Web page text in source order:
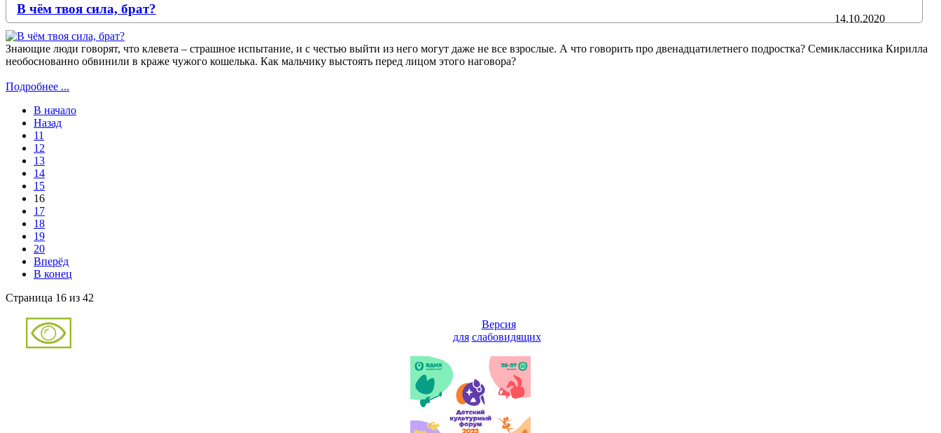
В чём твоя сила, брат?
14.10.2020
Знающие люди говорят, что клевета – страшное испытание, и с честью выйти из него могут даже не все взрослые. А что говорить про двенадцатилетнего подростка? Семиклассника Кирилла
необоснованно обвинили в краже чужого кошелька. Как мальчику выстоять перед лицом этого наговора?
Подробнее ...
В начало
Назад
11
12
13
14
15
16
17
18
19
20
Вперёд
В конец
Страница 16 из 42
Версия
для слабовидящих